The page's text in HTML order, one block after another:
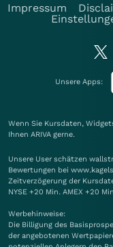
Impressum
Unsere Apps:
Wenn Sie Kursdaten,
Ihnen ARIVA gerne.
Unsere User schätzen
Bewertungen bei
Zeitverzögerung der
NYSE +20 Min. AMEX +20
Werbehinweise:
Die Billigung des
der angebotenen